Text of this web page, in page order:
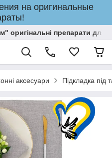
на оригинальные
оригінальні препарати для
аксесуари Підкладка під